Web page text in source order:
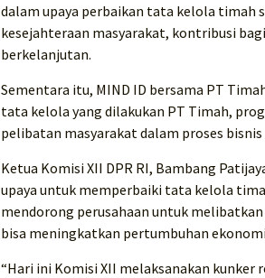
dalam upaya perbaikan tata kelola timah
kesejahteraan masyarakat, kontribusi
berkelanjutan.
Sementara itu, MIND ID bersama PT
tata kelola yang dilakukan PT Timah,
pelibatan masyarakat dalam proses bisnis
Ketua Komisi XII DPR RI, Bambang
upaya untuk memperbaiki tata kelola
mendorong perusahaan untuk
bisa meningkatkan pertumbuhan
“Hari ini Komisi XII melaksanakan kunker